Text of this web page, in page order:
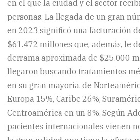
en el que la ciudad y el sector
personas. La llegada de un gran
en 2023 significó una facturación
$61.472 millones que, además, le
derrama aproximada de $25.000
llegaron buscando tratamientos
en su gran mayoría, de
Europa 15%, Caribe 26%,
Centroamérica en un 8%. Según
pacientes internacionales vienen